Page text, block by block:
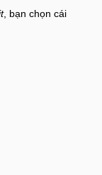
, bạn chọn cái